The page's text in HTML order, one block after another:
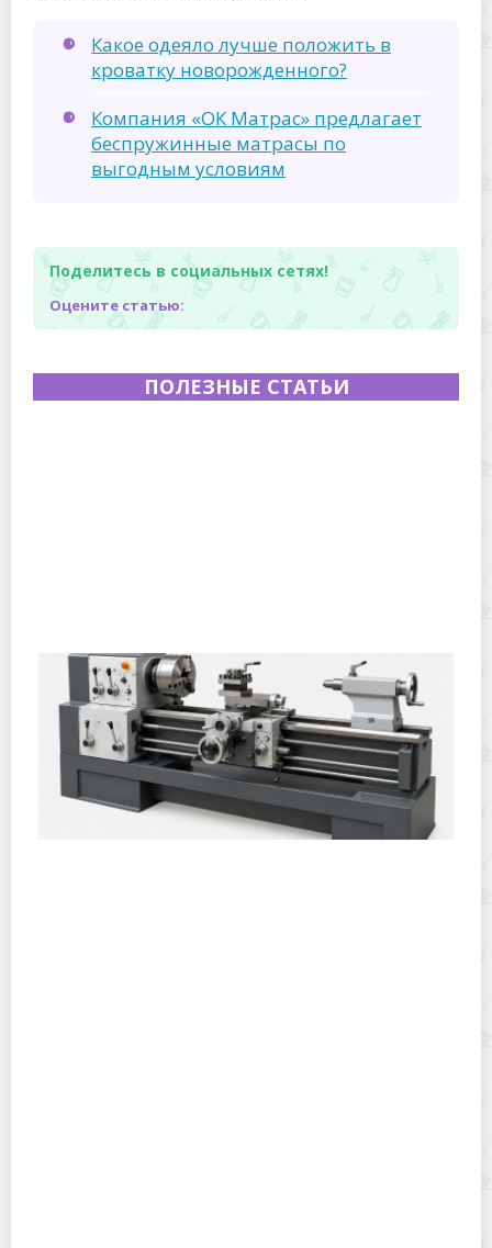
Какое одеяло лучше положить в
кроватку новорожденного?
Компания «ОК Матрас» предлагает
беспружинные матрасы по
выгодным условиям
Поделитесь в социальных сетях!
Оцените статью:
ПОЛЕЗНЫЕ СТАТЬИ